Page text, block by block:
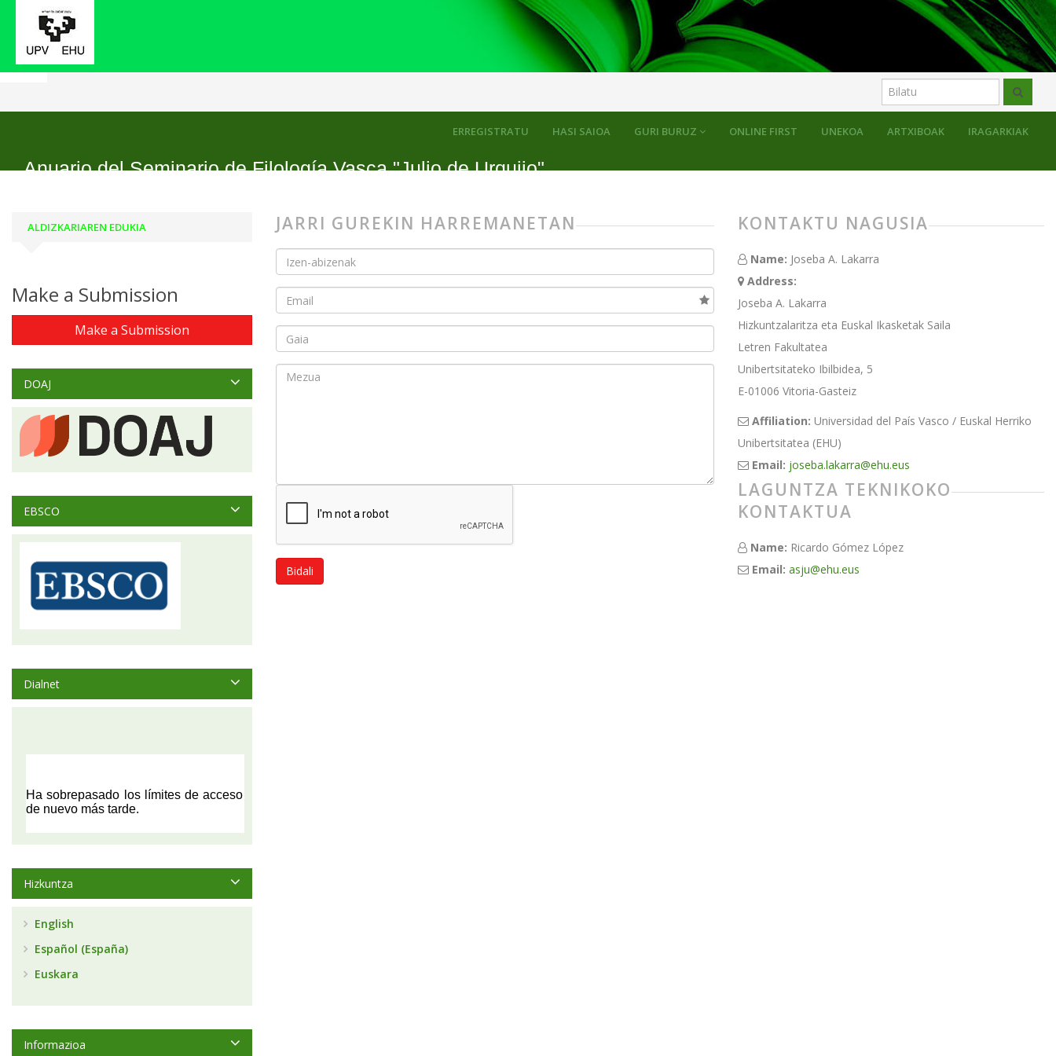
GURI BURUZ ONLINE FIRST UNEKOA ARTXIBOAK IRAGARKIAK
ERREGISTRATU HASI SAIOA
Anuario del Seminario de Filología Vasca "Julio de Urquijo"
Hasiera Kontaktua
JARRI GUREKIN HARREMANETAN
Bidali
KONTAKTU NAGUSIA
Name: Joseba A. Lakarra
Address:
Joseba A. Lakarra
Hizkuntzalaritza eta Euskal Ikasketak Saila
Letren Fakultatea
Unibertsitateko Ibilbidea, 5
E-01006 Vitoria-Gasteiz
Affiliation: Universidad del País Vasco / Euskal Herriko
Unibertsitatea (EHU)
Email: joseba.lakarra@ehu.eus
LAGUNTZA TEKNIKOKO
KONTAKTUA
Name: Ricardo Gómez López
Email: asju@ehu.eus
ALDIZKARIAREN EDUKIA
Make a Submission
Make a Submission
DOAJ
EBSCO
Dialnet
Hizkuntza
English
Español (España)
Euskara
Informazioa